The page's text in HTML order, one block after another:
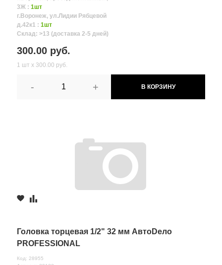
3Ж : 1шт
г.Воронеж, ул.Лидии Рябцевой
д.42к1 : 1шт
Склад: >13 (доставка 2-5 дней)
300.00 руб.
1 шт х 300.00 руб.
- + В КОРЗИНУ
Головка торцевая 1/2" 32 мм АвтоDело
PROFESSIONAL
Код: 28955